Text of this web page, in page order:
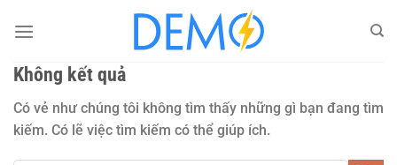
đến
dungKhông kết quả
Có vẻ như chúng tôi không tìm thấy những gì bạn đang tìm
kiếm. Có lẽ việc tìm kiếm có thể giúp ích.